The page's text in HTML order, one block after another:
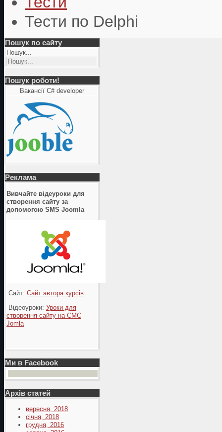
Тести по Delphi
Пошук по сайту
Пошук...
Пошук роботи!
Вакансії C# developer
Реклама
Вивчайте відеуроки для
створення сайту за
допомогою SMS Joomla
Сайт: Сайт автора курсів
Відеоуроки: Уроки для
створення сайту на СМС
Jomla
Ми в Facebook
Архів статей
вересня, 2018
січня, 2018
грудня, 2016